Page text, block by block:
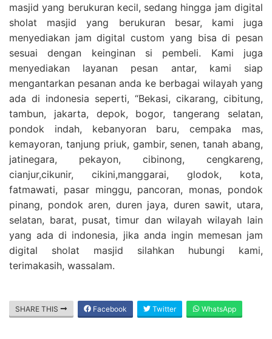
masjid yang berukuran kecil, sedang hingga jam digital
sholat masjid yang berukuran besar, kami juga
menyediakan jam digital custom yang bisa di pesan
sesuai dengan keinginan si pembeli. Kami juga
menyediakan layanan pesan antar, kami siap
mengantarkan pesanan anda ke berbagai wilayah yang
ada di indonesia seperti, “Bekasi, cikarang, cibitung,
tambun, jakarta, depok, bogor, tangerang selatan,
pondok indah, kebanyoran baru, cempaka mas,
kemayoran, tanjung priuk, gambir, senen, tanah abang,
jatinegara, pekayon, cibinong, cengkareng,
cianjur,cikunir, cikini,manggarai, glodok, kota,
fatmawati, pasar minggu, pancoran, monas, pondok
pinang, pondok aren, duren jaya, duren sawit, utara,
selatan, barat, pusat, timur dan wilayah wilayah lain
yang ada di indonesia, jika anda ingin memesan jam
digital sholat masjid silahkan hubungi kami,
terimakasih, wassalam.
SHARE THIS Facebook Twitter WhatsApp